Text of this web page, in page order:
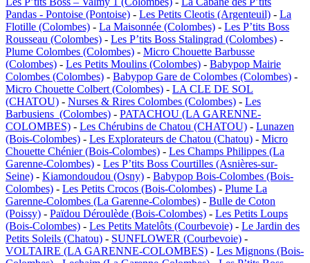
Pandas - Pontoise (Pontoise) - Les Petits Cleotis (Argenteuil) - La
Flotille (Colombes) - La Maisonnée (Colombes) - Les P’tits Boss
Rousseau (Colombes) - Les P’tits Boss Stalingrad (Colombes) -
Plume Colombes (Colombes) - Micro Chouette Barbusse
(Colombes) - Les Petits Moulins (Colombes) - Babypop Mairie
Colombes (Colombes) - Babypop Gare de Colombes (Colombes) -
Micro Chouette Colbert (Colombes) - LA CLE DE SOL
(CHATOU) - Nurses & Rires Colombes (Colombes) - Les
Barbusiens (Colombes) - PATACHOU (LA GARENNE-
COLOMBES) - Les Chérubins de Chatou (CHATOU) - Lunazen
(Bois-Colombes) - Les Explorateurs de Chatou (Chatou) - Micro
Chouette Chénier (Bois-Colombes) - Les Champs Philippes (La
Garenne-Colombes) - Les P’tits Boss Courtilles (Asnières-sur-
Seine) - Kiamondoudou (Osny) - Babypop Bois-Colombes (Bois-
Colombes) - Les Petits Crocos (Bois-Colombes) - Plume La
Garenne-Colombes (La Garenne-Colombes) - Bulle de Coton
(Poissy) - Païdou Déroulède (Bois-Colombes) - Les Petits Loups
(Bois-Colombes) - Les Petits Matelôts (Courbevoie) - Le Jardin des
Petits Soleils (Chatou) - SUNFLOWER (Courbevoie) -
VOLTAIRE (LA GARENNE-COLOMBES) - Les Mignons (Bois-